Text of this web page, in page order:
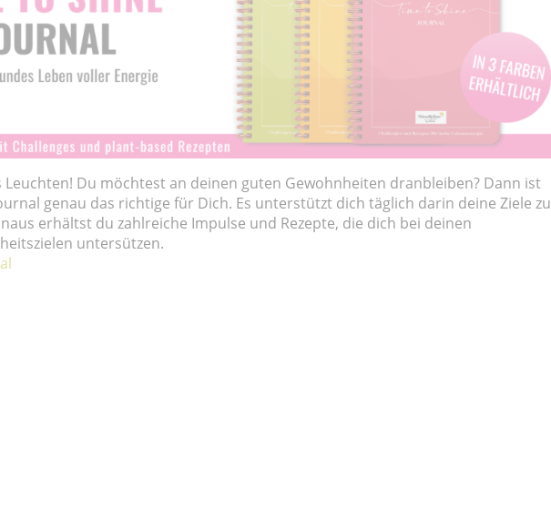
Leuchten! Du möchtest an deinen guten Gewohnheiten dranbleiben? Dann ist
genau das richtige für Dich. Es unterstützt dich täglich darin deine Ziele zu
erhältst du zahlreiche Impulse und Rezepte, die dich bei deinen
untersützen.